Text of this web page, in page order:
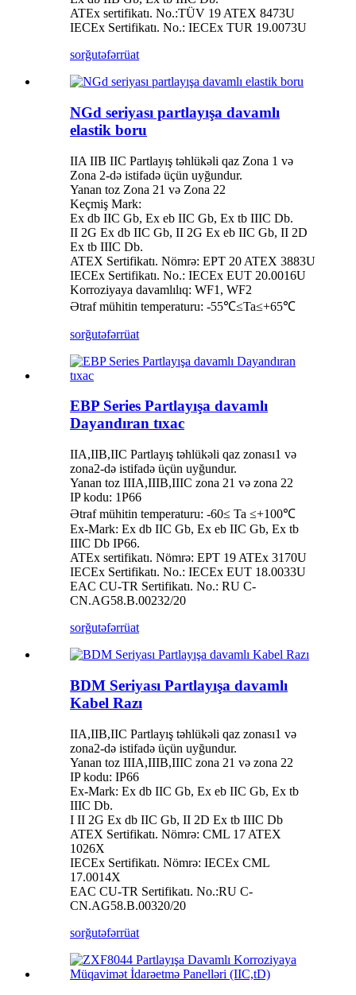
ATEx sertifikatı. No.:TÜV 19 ATEX 8473U
IECEx Sertifikatı. No.: IECEx TUR 19.0073U
sorğutəfərrüat
NGd seriyası partlayışa davamlı
elastik boru
IIA IIB IIC Partlayış təhlükəli qaz Zona 1 və
Zona 2-də istifadə üçün uyğundur.
Yanan toz Zona 21 və Zona 22
Keçmiş Mark:
Ex db IIC Gb, Ex eb IIC Gb, Ex tb IIIC Db.
II 2G Ex db IIC Gb, II 2G Ex eb IIC Gb, II 2D
Ex tb IIIC Db.
ATEX Sertifikatı. Nömrə: EPT 20 ATEX 3883U
IECEx Sertifikatı. No.: IECEx EUT 20.0016U
Korroziyaya davamlılıq: WF1, WF2
Ətraf mühitin temperaturu: -55℃≤Ta≤+65℃
sorğutəfərrüat
EBP Series Partlayışa davamlı
Dayandıran tıxac
IIA,IIB,IIC Partlayış təhlükəli qaz zonası1 və
zona2-də istifadə üçün uyğundur.
Yanan toz IIIA,IIIB,IIIC zona 21 və zona 22
IP kodu: 1P66
Ətraf mühitin temperaturu: -60≤ Ta ≤+100℃
Ex-Mark: Ex db IIC Gb, Ex eb IIC Gb, Ex tb
IIIC Db IP66.
ATEx sertifikatı. Nömrə: EPT 19 ATEx 3170U
IECEx Sertifikatı. No.: IECEx EUT 18.0033U
EAC CU-TR Sertifikatı. No.: RU C-
CN.AG58.B.00232/20
sorğutəfərrüat
BDM Seriyası Partlayışa davamlı
Kabel Razı
IIA,IIB,IIC Partlayış təhlükəli qaz zonası1 və
zona2-də istifadə üçün uyğundur.
Yanan toz IIIA,IIIB,IIIC zona 21 və zona 22
IP kodu: IP66
Ex-Mark: Ex db IIC Gb, Ex eb IIC Gb, Ex tb
IIIC Db.
I II 2G Ex db IIC Gb, II 2D Ex tb IIIC Db
ATEX Sertifikatı. Nömrə: CML 17 ATEX
1026X
IECEx Sertifikatı. Nömrə: IECEx CML
17.0014X
EAC CU-TR Sertifikatı. No.:RU C-
CN.AG58.B.00320/20
sorğutəfərrüat